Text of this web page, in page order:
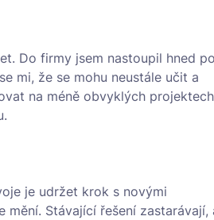
Do firmy jsem nastoupil hned po
mi, že se mohu neustále učit a
na méně obvyklých
je udržet krok s novými
Stávající řešení zastarávají,